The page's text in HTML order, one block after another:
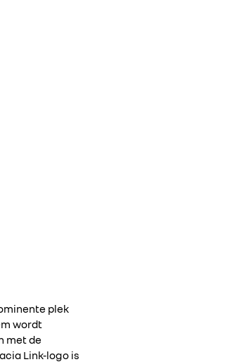
wordt
met de
Link-logo is